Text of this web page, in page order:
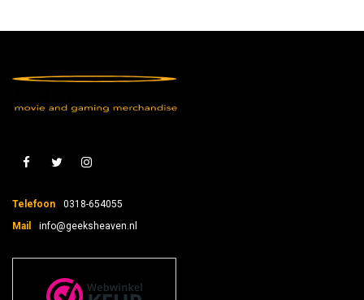
Telefoon
0318-654055
Mail
info@geeksheaven.nl